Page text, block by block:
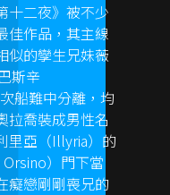
十二夜》被不少
佳作品，其主線
似的孿生兄妹薇
斯辛
船難中分離，均
拉喬裝成男性名
里亞（Illyria）的
）門下當
癡戀剛剛喪兄的